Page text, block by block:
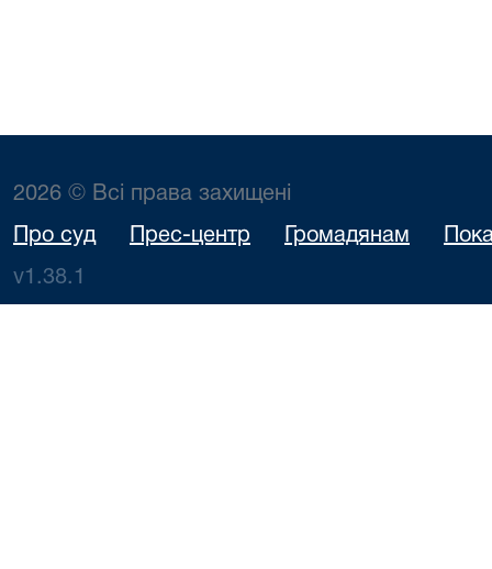
2026 © Всі права захищені
Про суд Прес-центр Громадянам
v1.38.1